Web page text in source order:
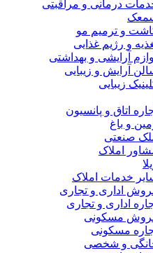
درمانی و مراقبتی
و ترمیم مو
و رژیم غذایی
آرایشی و بهداشتی
آرایش و زیبایی
زیبایی
اتاق و پانسیون
و باغ
صنعتی
املاک
خدمات املاک
اداری و تجاری
اداری و تجاری
مسکونی
مسکونی
و شخصی